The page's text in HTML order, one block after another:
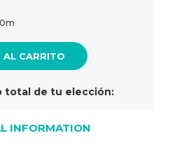
total de tu elección:
INFORMATION